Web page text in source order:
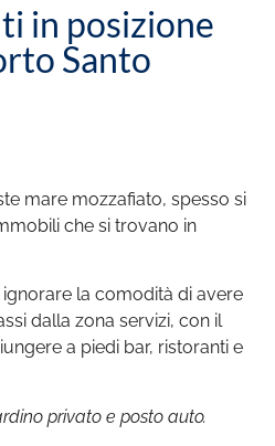
in posizione
Santo
mare mozzafiato, spesso si
che si trovano in
la comodità di avere
dalla zona servizi, con il
a piedi bar, ristoranti e
privato e posto auto.